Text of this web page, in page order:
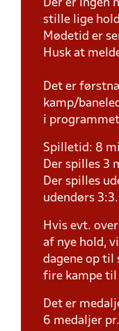
Der er ingen
stille lige
Mødetid er
Husk at
Det er
kamp/
i
Spilletid: 8
Der spilles 3
Der spilles
udendørs 3:3.
Hvis evt.
af nye hold,
dagene op til
fire kampe til
Det er
6 medaljer